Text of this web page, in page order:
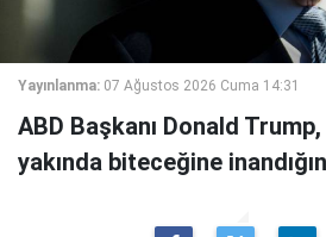
Yayınlanma: 07 Ağustos 2026 Cuma 14:31
ABD Başkanı Donald
yakında biteceğine